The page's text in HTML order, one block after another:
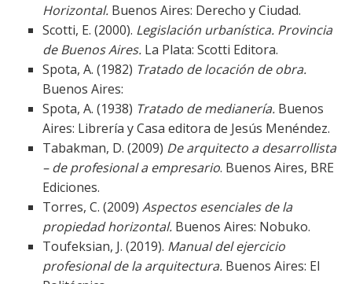
Horizontal. Buenos Aires: Derecho y Ciudad.
Scotti, E. (2000). Legislación urbanística. Provincia
de Buenos Aires.La Plata: Scotti Editora.
Spota, A. (1982) Tratado de locación de obra.
Buenos Aires:
Spota, A. (1938) Tratado de medianería. Buenos
Aires: Librería y Casa editora de Jesús Menéndez.
Tabakman, D. (2009) De arquitecto a desarrollista
– de profesional a empresario. Buenos Aires, BRE
Ediciones.
Torres, C. (2009) Aspectos esenciales de la
propiedad horizontal. Buenos Aires: Nobuko.
Toufeksian, J. (2019). Manual del ejercicio
profesional de la arquitectura.Buenos Aires: El